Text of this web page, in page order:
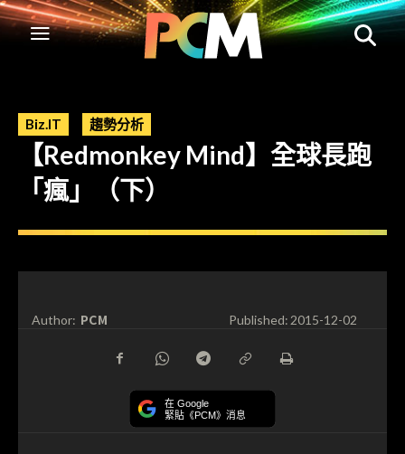
Biz.IT 趨勢分析
【Redmonkey Mind】全球長跑
「瘋」（下）
Author: PCM Published:2015-12-02
在 Google
緊貼《PCM》消息